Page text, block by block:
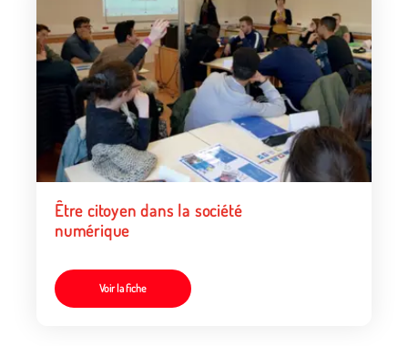
Être citoyen dans la société
numérique
Voir la fiche